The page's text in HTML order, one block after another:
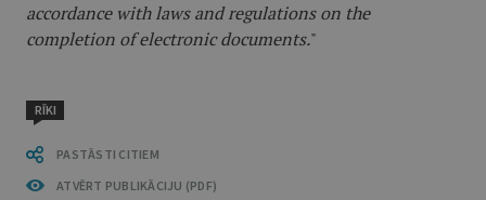
accordance with laws and regulations on the
completion of electronic documents."
RĪKI
PASTĀSTI CITIEM
ATVĒRT PUBLIKĀCIJU (PDF)